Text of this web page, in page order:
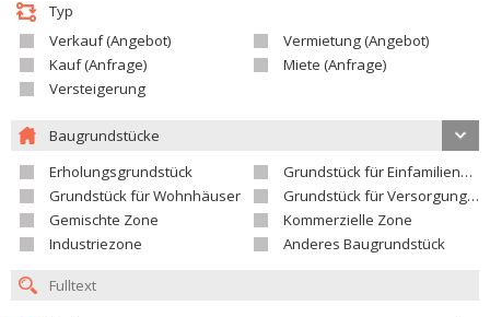
Typ
Verkauf (Angebot)
Vermietung (Angebot)
Kauf (Anfrage)
Miete (Anfrage)
Versteigerung
Baugrundstücke
Erholungsgrundstück
Grundstück für Einfamilienhäuser
Grundstück für Wohnhäuser
Grundstück für Versorgungseinrichtungen
Gemischte Zone
Kommerzielle Zone
Industriezone
Anderes Baugrundstück